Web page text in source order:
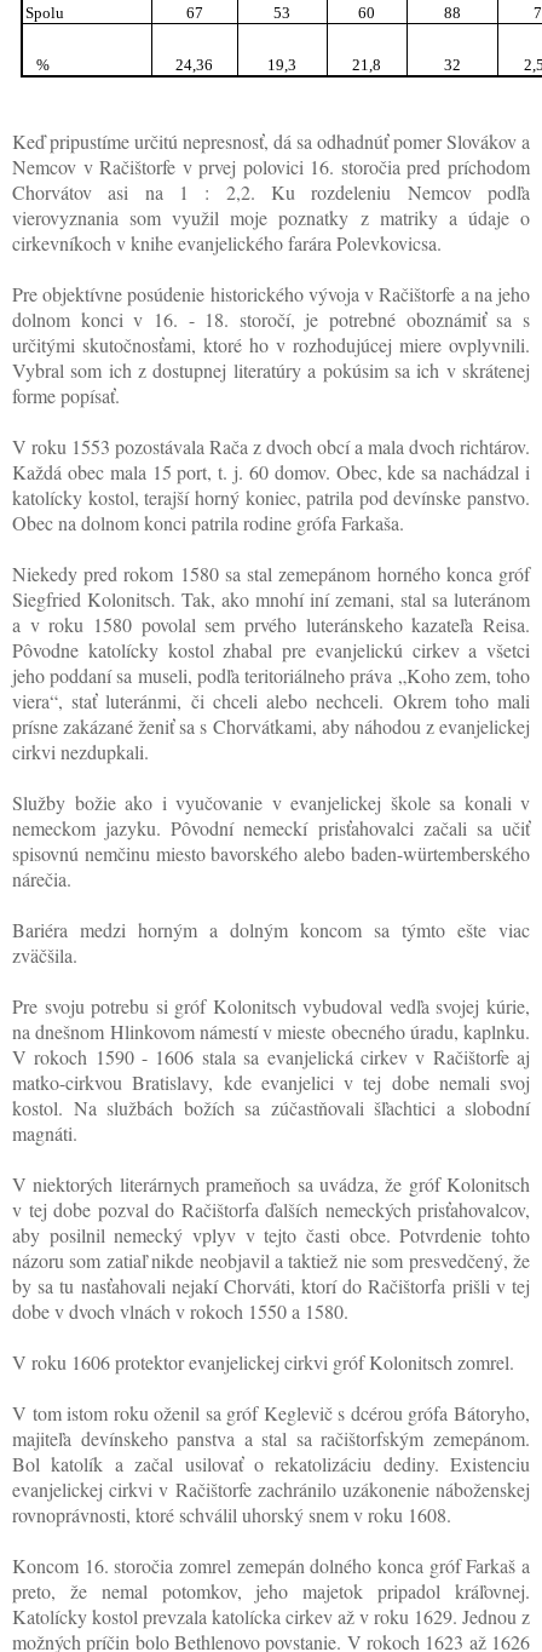
Spolu 67 53 60 88 7
% 24,36 19,3 21,8 32
Keď pripustíme určitú nepresnosť, dá sa odhadnúť pomer Slovákov a
Nemcov v Račištorfe v prvej polovici 16. storočia pred príchodom
Chorvátov asi na 1 : 2,2. Ku rozdeleniu Nemcov podľa
vierovyznania som využil moje poznatky z matriky a údaje o
cirkevníkoch v knihe evanjelického farára Polevkovicsa.
Pre objektívne posúdenie historického vývoja v Račištorfe a na jeho
dolnom konci v 16. - 18. storočí, je potrebné oboznámiť sa s
určitými skutočnosťami, ktoré ho v rozhodujúcej miere ovplyvnili.
Vybral som ich z dostupnej literatúry a pokúsim sa ich v skrátenej
forme popísať.
V roku 1553 pozostávala Rača z dvoch obcí a mala dvoch richtárov.
Každá obec mala 15 port, t. j. 60 domov. Obec, kde sa nachádzal i
katolícky kostol, terajší horný koniec, patrila pod devínske panstvo.
Obec na dolnom konci patrila rodine grófa Farkaša.
Niekedy pred rokom 1580 sa stal zemepánom horného konca gróf
Siegfried Kolonitsch. Tak, ako mnohí iní zemani, stal sa luteránom
a v roku 1580 povolal sem prvého luteránskeho kazateľa Reisa.
Pôvodne katolícky kostol zhabal pre evanjelickú cirkev a všetci
jeho poddaní sa museli, podľa teritoriálneho práva „Koho zem, toho
viera“, stať luteránmi, či chceli alebo nechceli. Okrem toho mali
prísne zakázané ženiť sa s Chorvátkami, aby náhodou z evanjelickej
cirkvi nezdupkali.
Služby božie ako i vyučovanie v evanjelickej škole sa konali v
nemeckom jazyku. Pôvodní nemeckí prisťahovalci začali sa učiť
spisovnú nemčinu miesto bavorského alebo baden-würtemberského
nárečia.
Bariéra medzi horným a dolným koncom sa týmto ešte viac
zväčšila.
Pre svoju potrebu si gróf Kolonitsch vybudoval vedľa svojej kúrie,
na dnešnom Hlinkovom námestí v mieste obecného úradu, kaplnku.
V rokoch 1590 - 1606 stala sa evanjelická cirkev v Račištorfe aj
matko-cirkvou Bratislavy, kde evanjelici v tej dobe nemali svoj
kostol. Na službách božích sa zúčastňovali šľachtici a slobodní
magnáti.
V niektorých literárnych prameňoch sa uvádza, že gróf Kolonitsch
v tej dobe pozval do Račištorfa ďalších nemeckých prisťahovalcov,
aby posilnil nemecký vplyv v tejto časti obce. Potvrdenie tohto
názoru som zatiaľ nikde neobjavil a taktiež nie som presvedčený, že
by sa tu nasťahovali nejakí Chorváti, ktorí do Račištorfa prišli v tej
dobe v dvoch vlnách v rokoch 1550 a 1580.
V roku 1606 protektor evanjelickej cirkvi gróf Kolonitsch zomrel.
V tom istom roku oženil sa gróf Keglevič s dcérou grófa Bátoryho,
majiteľa devínskeho panstva a stal sa račištorfským zemepánom.
Bol katolík a začal usilovať o rekatolizáciu dediny. Existenciu
evanjelickej cirkvi v Račištorfe zachránilo uzákonenie náboženskej
rovnoprávnosti, ktoré schválil uhorský snem v roku 1608.
Koncom 16. storočia zomrel zemepán dolného konca gróf Farkaš a
preto, že nemal potomkov, jeho majetok pripadol kráľovnej.
Katolícky kostol prevzala katolícka cirkev až v roku 1629. Jednou z
možných príčin bolo Bethlenovo povstanie. V rokoch 1623 až 1626